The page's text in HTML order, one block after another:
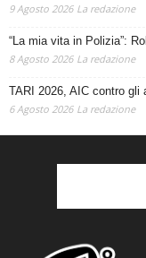
9 Agosto 2026 La redazione
“La mia vita in Polizia”:
8 Agosto 2026 La redazione
TARI 2026, AIC contro gli
6 Agosto 2026 La redazione